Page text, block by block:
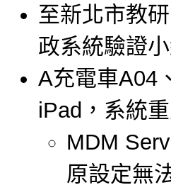
至新北市教
政系統驗證
A充電車A04
iPad，系統
MDM
原設定無